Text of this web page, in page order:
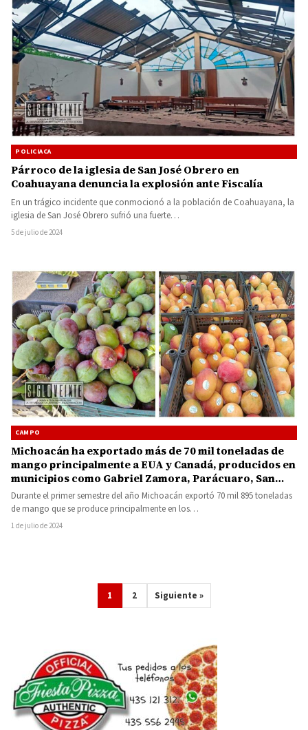
POLICIACA
Párroco de la iglesia de San José Obrero en
Coahuayana denuncia la explosión ante Fiscalía
En un trágico incidente que conmocionó a la población de Coahuayana, la
iglesia de San José Obrero sufrió una fuerte…
5 de julio de 2024
CAMPO
Michoacán ha exportado más de 70 mil toneladas de
mango principalmente a EUA y Canadá, producidos en
municipios como Gabriel Zamora, Parácuaro, San
Lucas y otros
Durante el primer semestre del año Michoacán exportó 70 mil 895 toneladas
de mango que se produce principalmente en los…
1 de julio de 2024
1 2 Siguiente »